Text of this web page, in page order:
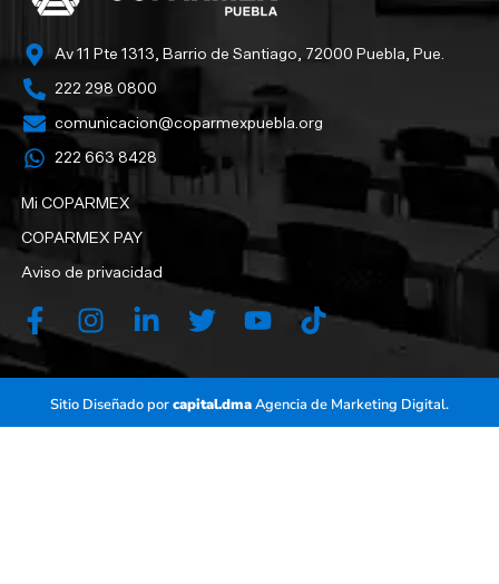
Av 11 Pte 1313, Barrio de Santiago, 72000 Puebla, Pue.
222 298 0800
comunicacion@coparmexpuebla.org
222 663 8428‬
Mi COPARMEX
COPARMEX PAY
Aviso de privacidad
Sitio Diseñado porcapital.dmaAgencia de Marketing Digital.